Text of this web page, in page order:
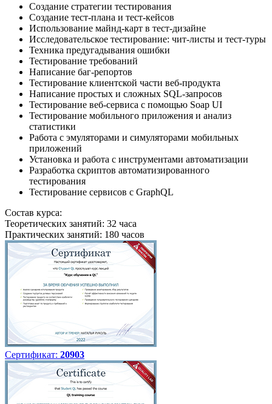
Создание стратегии тестирования
Создание тест-плана и тест-кейсов
Использование майнд-карт в тест-дизайне
Исследовательское тестирование: чит-листы и тест-туры
Техника предугадывания ошибки
Тестирование требований
Написание баг-репортов
Тестирование клиентской части веб-продукта
Написание простых и сложных SQL-запросов
Тестирование веб-сервиса с помощью Soap UI
Тестирование мобильного приложения и анализ
статистики
Работа с эмуляторами и симуляторами мобильных
приложений
Установка и работа с инструментами автоматизации
Разработка скриптов автоматизированного
тестирования
Тестирование сервисов с GraphQL
Состав курса:
Теоретических занятий: 32 часа
Практических занятий: 180 часов
Сертификат: 20903